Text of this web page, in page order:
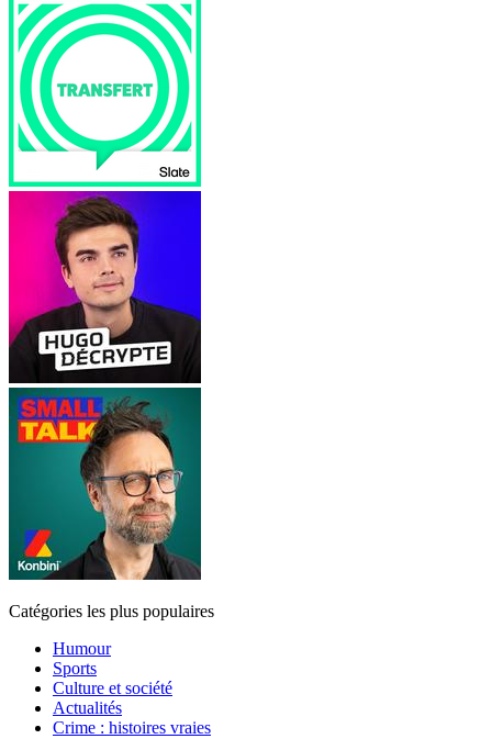
Catégories les plus populaires
Humour
Sports
Culture et société
Actualités
Crime : histoires vraies